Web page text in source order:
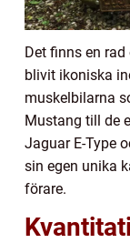
Det finns en
blivit ikoniska
muskelbilarna
Mustang till de
Jaguar E-Type
sin egen unika
förare.